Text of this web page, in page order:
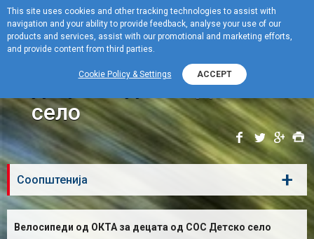
Menu
Велосипеди од ОКТА за
децата од СОС Детско
село
Соопштенија +
Велосипеди од ОКТА за децата од СОС Детско село
This site uses cookies and other tracking technologies to assist with
navigation and your ability to provide feedback, analyse your use of our
products and services, assist with our promotional and marketing efforts,
and provide content from third parties.
Cookie Policy & Settings ACCEPT